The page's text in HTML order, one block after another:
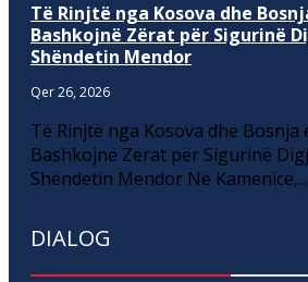
Të Rinjtë nga Kosova dhe
Bashkojnë Zërat për Sigurinë
Shëndetin Mendor
Qer 26, 2026
Të Rinjtë nga Kosova dhe Bosnja
Bashkojnë Zërat për Sigurinë
Shëndetin Mendor Në Kamenicë,...
DIALOG